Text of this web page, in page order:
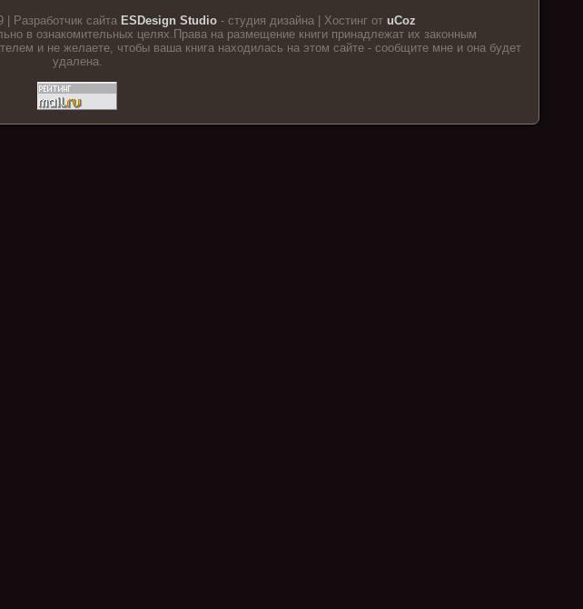
| Разработчик сайта ESDesign Studio- студия дизайна | Хостинг от uCoz
в ознакомительных целях.Права на размещение книги принадлежат их законным
и не желаете, чтобы ваша книга находилась на этом сайте - сообщите мне и она будет
удалена.